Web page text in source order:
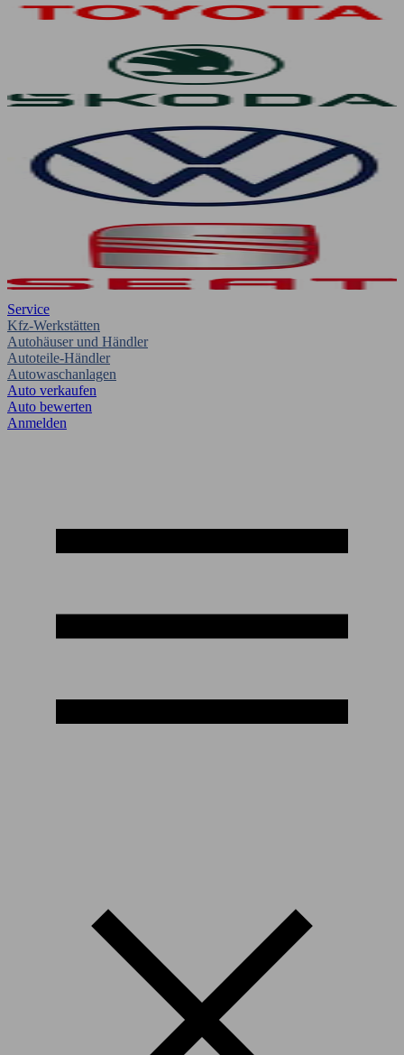
Service
Kfz-Werkstätten
Autohäuser und Händler
Autoteile-Händler
Autowaschanlagen
Auto verkaufen
Auto bewerten
Anmelden